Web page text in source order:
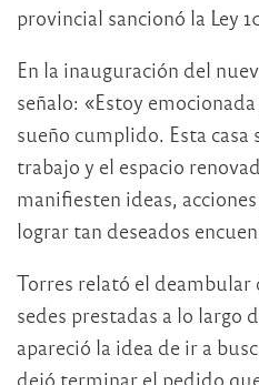
provincial sancionó la Ley
En la inauguración del
señalo: «Estoy
sueño cumplido. Esta
trabajo y el espacio
manifiesten ideas,
lograr tan deseados
Torres relató el deambular
sedes prestadas a lo largo
apareció la idea de ir a
dejó terminar el pedido